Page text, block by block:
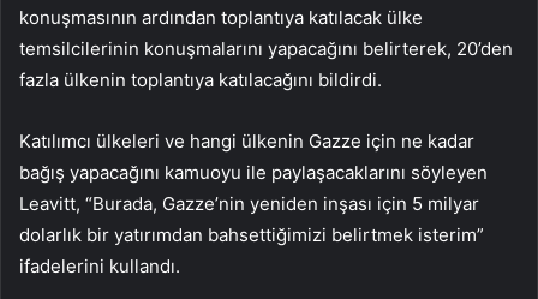
konuşmasının ardından toplantıya katılacak ülke
temsilcilerinin konuşmalarını yapacağını belirterek, 20’den
fazla ülkenin toplantıya katılacağını bildirdi.
Katılımcı ülkeleri ve hangi ülkenin Gazze için ne kadar
bağış yapacağını kamuoyu ile paylaşacaklarını söyleyen
Leavitt, “Burada, Gazze’nin yeniden inşası için 5 milyar
dolarlık bir yatırımdan bahsettiğimizi belirtmek isterim”
ifadelerini kullandı.